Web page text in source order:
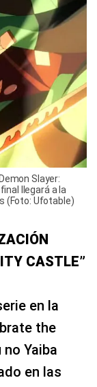
Slayer:
llegará a la
(Foto: Ufotable)
CASTLE”
en la
the
Yaiba
en las